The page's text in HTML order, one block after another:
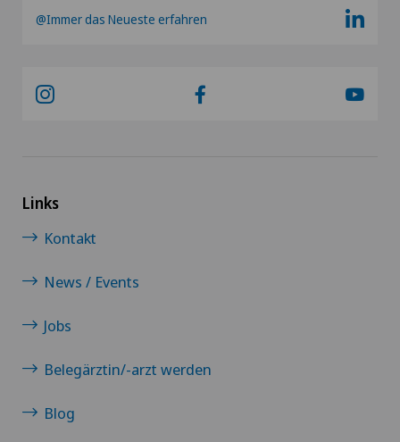
@Immer das Neueste erfahren
Links
Kontakt
News / Events
Jobs
Belegärztin/-arzt werden
Blog